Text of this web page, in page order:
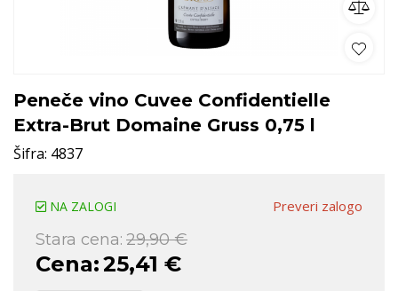
Peneče vino Cuvee Confidentielle
Extra-Brut Domaine Gruss 0,75 l
Šifra: 4837
Preveri zalogo
NA ZALOGI
Stara cena: 29,90 €
Cena:25,41 €